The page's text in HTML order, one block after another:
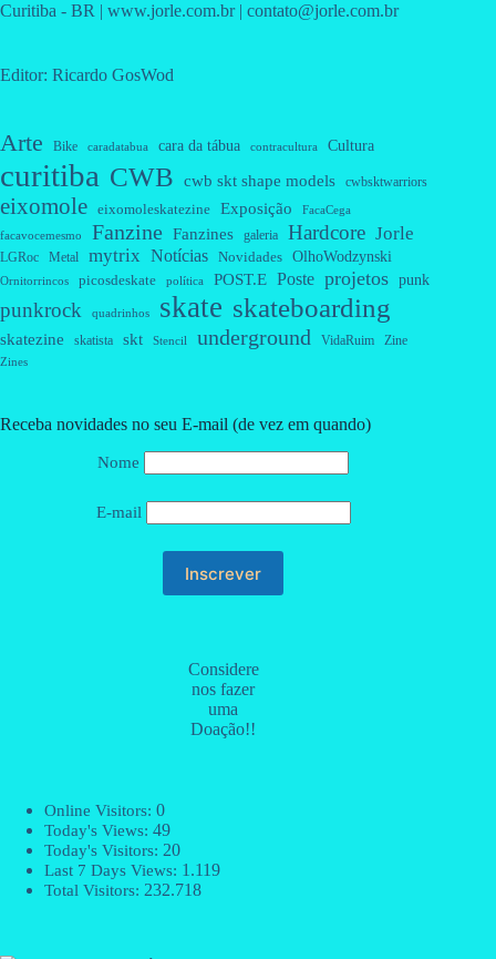
Curitiba - BR | www.jorle.com.br | contato@jorle.com.br
Editor: Ricardo GosWod
Arte Bike caradatabua cara da tábua contracultura Cultura
curitiba CWB cwb skt shape models cwbsktwarriors
eixomole eixomoleskatezine Exposição FacaCega
facavocemesmo Fanzine Fanzines galeria Hardcore Jorle
LGRoc Metal mytrix Notícias Novidades OlhoWodzynski
Ornitorrincos picosdeskate política POST.E Poste projetos punk
punkrock quadrinhos skate skateboarding
skatezine skatista skt Stencil underground VidaRuim Zine
Zines
Receba novidades no seu E-mail (de vez em quando)
Nome
E-mail
Considere
nos fazer
uma
Doação!!
Online Visitors: 0
Today's Views: 49
Today's Visitors: 20
Last 7 Days Views: 1.119
Total Visitors: 232.718